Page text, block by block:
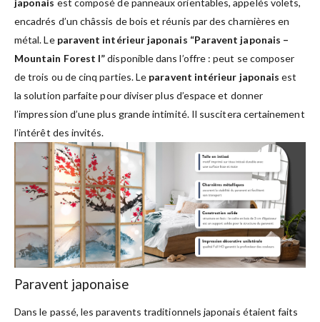
japonais est composé de panneaux orientables, appelés volets,
encadrés d’un châssis de bois et réunis par des charnières en
métal. Le paravent intérieur japonais “Paravent japonais –
Mountain Forest I”disponible dans l’offre : peut se composer
de trois ou de cinq parties. Le paravent intérieur japonais est
la solution parfaite pour diviser plus d’espace et donner
l’impression d’une plus grande intimité. Il suscitera certainement
l’intérêt des invités.
Paravent japonaise
Dans le passé, les paravents traditionnels japonais étaient faits